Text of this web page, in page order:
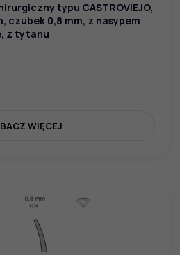
typu CASTROVIEJO,
czubek 0,8 mm, z nasypem
z tytanu
WIĘCEJ